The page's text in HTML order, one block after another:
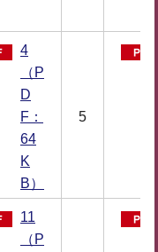
4
（P
D
F：
64
K
B）
5
11
（P